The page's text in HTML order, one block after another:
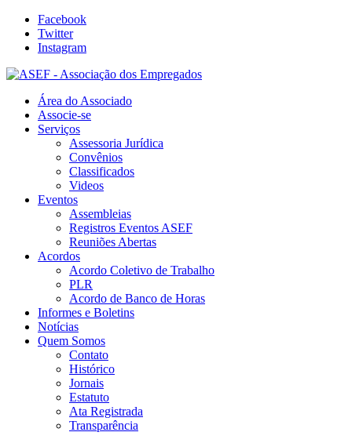
Facebook
Twitter
Instagram
Área do Associado
Associe-se
Serviços
Assessoria Jurídica
Convênios
Classificados
Videos
Eventos
Assembleias
Registros Eventos ASEF
Reuniões Abertas
Acordos
Acordo Coletivo de Trabalho
PLR
Acordo de Banco de Horas
Informes e Boletins
Notícias
Quem Somos
Contato
Histórico
Jornais
Estatuto
Ata Registrada
Transparência